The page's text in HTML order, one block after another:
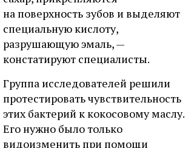
на поверхность зубов и выделяют
специальную кислоту,
разрушающую эмаль, —
констатируют специалисты.
Группа исследователей решили
протестировать чувствительность
этих бактерий к кокосовому маслу.
Его нужно было только
видоизменить при помощи